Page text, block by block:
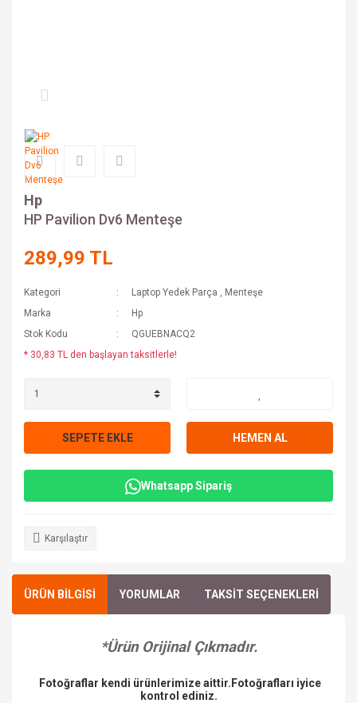
Hp
HP Pavilion Dv6 Menteşe
289,99 TL
Kategori Laptop Yedek Parça , Menteşe
Marka
Hp
Stok Kodu
QGUEBNACQ2
* 30,83 TL den başlayan taksitlerle!
SEPETE EKLE HEMEN AL
Whatsapp Sipariş
Karşılaştır
ÜRÜN BİLGİSİ YORUMLAR TAKSİT SEÇENEKLERİ
*Ürün Orijinal Çıkmadır.
Fotoğraflar kendi ürünlerimize aittir.Fotoğrafları iyice
kontrol ediniz.